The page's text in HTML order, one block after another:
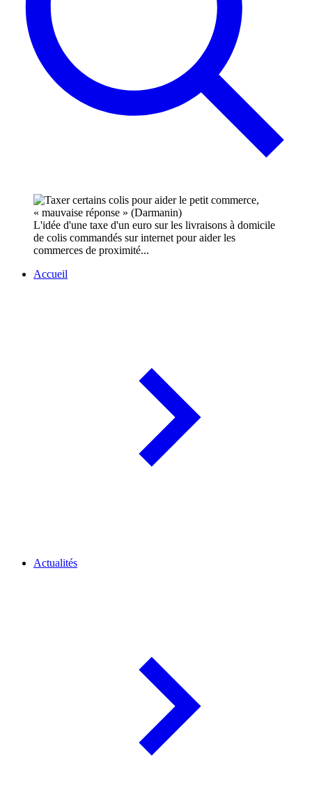
L'idée d'une taxe d'un euro sur les livraisons à domicile
de colis commandés sur internet pour aider les
commerces de proximité...
Accueil
Actualités